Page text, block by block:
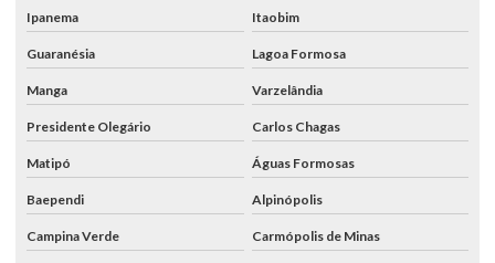
Ipanema Itaobim
Guaranésia Lagoa Formosa
Manga Varzelândia
Presidente Olegário Carlos Chagas
Matipó Águas Formosas
Baependi Alpinópolis
Campina Verde Carmópolis de Minas